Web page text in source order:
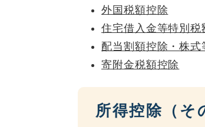
外国税額控除
住宅借入金等特別税
配当割額控除・株
寄附金税額控除
所得控除（そ